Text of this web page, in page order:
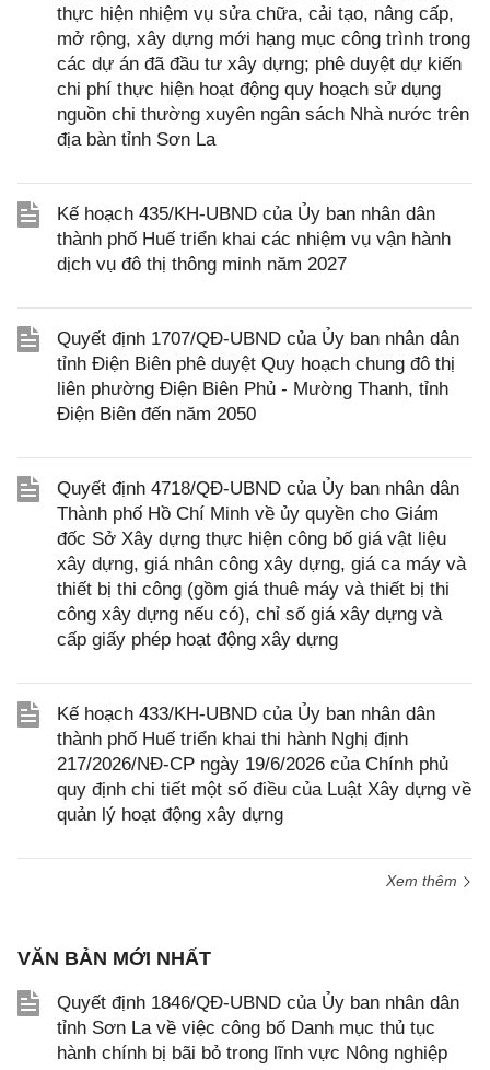
thực hiện nhiệm vụ sửa chữa, cải tạo, nâng cấp,
mở rộng, xây dựng mới hạng mục công trình trong
các dự án đã đầu tư xây dựng; phê duyệt dự kiến
chi phí thực hiện hoạt động quy hoạch sử dụng
nguồn chi thường xuyên ngân sách Nhà nước trên
địa bàn tỉnh Sơn La
Kế hoạch 435/KH-UBND của Ủy ban nhân dân
thành phố Huế triển khai các nhiệm vụ vận hành
dịch vụ đô thị thông minh năm 2027
Quyết định 1707/QĐ-UBND của Ủy ban nhân dân
tỉnh Điện Biên phê duyệt Quy hoạch chung đô thị
liên phường Điện Biên Phủ - Mường Thanh, tỉnh
Điện Biên đến năm 2050
Quyết định 4718/QĐ-UBND của Ủy ban nhân dân
Thành phố Hồ Chí Minh về ủy quyền cho Giám
đốc Sở Xây dựng thực hiện công bố giá vật liệu
xây dựng, giá nhân công xây dựng, giá ca máy và
thiết bị thi công (gồm giá thuê máy và thiết bị thi
công xây dựng nếu có), chỉ số giá xây dựng và
cấp giấy phép hoạt động xây dựng
Kế hoạch 433/KH-UBND của Ủy ban nhân dân
thành phố Huế triển khai thi hành Nghị định
217/2026/NĐ-CP ngày 19/6/2026 của Chính phủ
quy định chi tiết một số điều của Luật Xây dựng về
quản lý hoạt động xây dựng
Xem thêm
VĂN BẢN MỚI NHẤT
Quyết định 1846/QĐ-UBND của Ủy ban nhân dân
tỉnh Sơn La về việc công bố Danh mục thủ tục
hành chính bị bãi bỏ trong lĩnh vực Nông nghiệp